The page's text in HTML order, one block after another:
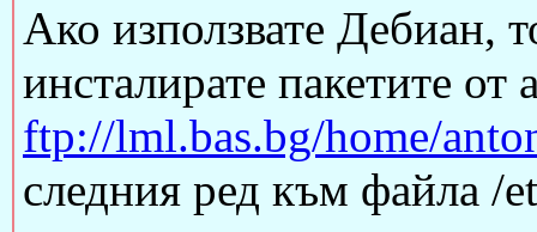
Ако използвате Дебиан,
инсталирате пакетите от
ftp://lml.bas.bg/home/
следния ред към файла /